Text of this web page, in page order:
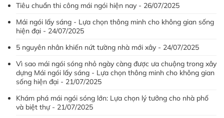
Tiêu chuẩn thi công mái ngói hiện nay - 26/07/2025
Mái ngói lấy sáng - Lựa chọn thông minh cho không gian sống
hiện đại - 24/07/2025
5 nguyên nhân khiến nứt tường nhà mới xây - 24/07/2025
Vì sao mái ngói sóng nhỏ ngày càng được ưa chuộng trong xây
dựng Mái ngói lấy sáng - Lựa chọn thông minh cho không gian
sống hiện đại - 21/07/2025
Khám phá mái ngói sóng lớn: Lựa chọn lý tưởng cho nhà phố
và biệt thự - 21/07/2025